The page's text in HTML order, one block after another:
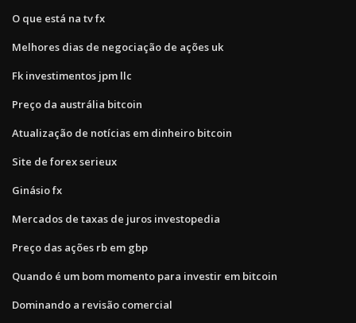
O que está na tv fx
Melhores dias de negociação de ações uk
Fk investimentos jpm llc
Preço da austrália bitcoin
Atualização de notícias em dinheiro bitcoin
Site de forex serieux
Ginásio fx
Mercados de taxas de juros investopedia
Preço das ações rb em gbp
Quando é um bom momento para investir em bitcoin
Dominando a revisão comercial